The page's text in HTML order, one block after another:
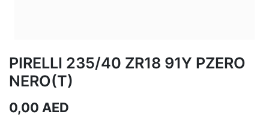
PIRELLI 235/40 ZR18 91Y PZERO
NERO(T)
0,00 AED